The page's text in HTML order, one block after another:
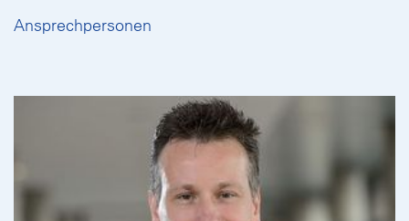
Ansprechpersonen